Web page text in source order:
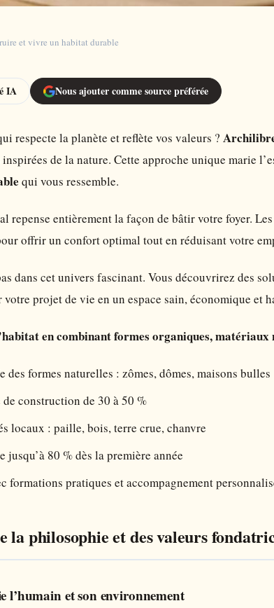
et vivre un habitat durable
IA Nous ajouter comme source préférée
respecte la planète et reflète vos valeurs ?
inspirées de la nature. Cette approche unique marie
qui vous ressemble.
repense entièrement la façon de bâtir votre foyer.
offrir un confort optimal tout en réduisant votre
dans cet univers fascinant. Vous découvrirez des
projet de vie en un espace sain, économique et
en combinant formes organiques, matériaux
formes naturelles : zômes, dômes, maisons bulles
construction de 30 à 50 %
locaux : paille, bois, terre crue, chanvre
jusqu’à 80 % dès la première année
formations pratiques et accompagnement
la philosophie et des valeurs
l’humain et son environnement